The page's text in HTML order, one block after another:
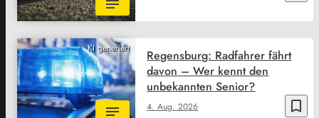
KI generiert
bookmark_border
4. Aug. 2026
Regensburg: Radfahrer fährt
davon – Wer kennt den
unbekannten Senior?